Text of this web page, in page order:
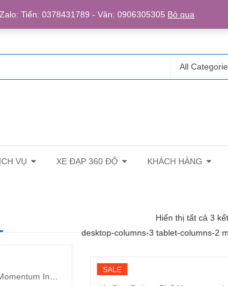
Login/
All
VỤ XE ĐẠP 360 ĐỘ KHÁCH HÀNG
Hiển thị tất cả 3
desktop-columns-3 tablet-columns-2
SALE
Tiến: 0378431789 - Vân: 0906305305 Bỏ qua